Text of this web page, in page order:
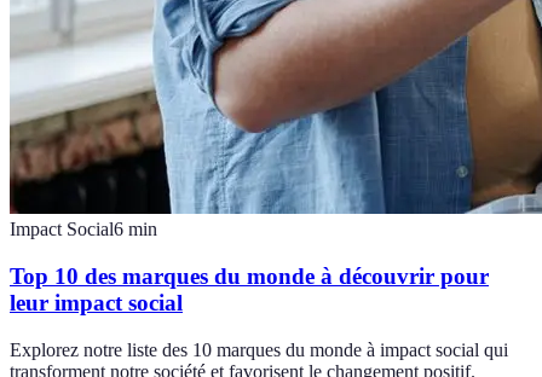
Impact Social6 min
Top 10 des marques du monde à découvrir pour
leur impact social
Explorez notre liste des 10 marques du monde à impact social qui
transforment notre société et favorisent le changement positif.